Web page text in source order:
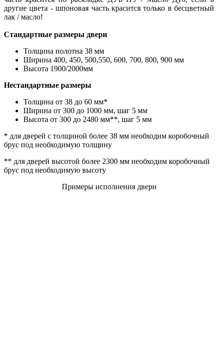
другие цвета - шпоновая часть красится только в бесцветный
лак / масло!
Стандартные размеры двери
Толщина полотна 38 мм
Ширина 400, 450, 500,550, 600, 700, 800, 900 мм
Высота 1900/2000мм
Нестандартные размеры
Толщина от 38 до 60 мм*
Ширина от 300 до 1000 мм, шаг 5 мм
Высота от 300 до 2480 мм**, шаг 5 мм
* для дверей с толщиной более 38 мм необходим коробочный
брус под необходимую толщину
** для дверей высотой более 2300 мм необходим коробочный
брус под необходимую высоту
Примеры исполнения двери